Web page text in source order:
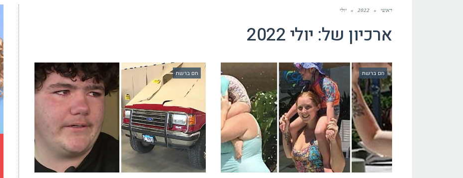
ראשי »
2022
» יולי
ארכיון של: יולי 2022
חם ברשת חם ברשת